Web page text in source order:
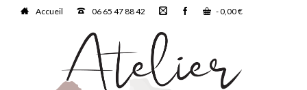
Accueil 06 65 47 88 42 -0,00€